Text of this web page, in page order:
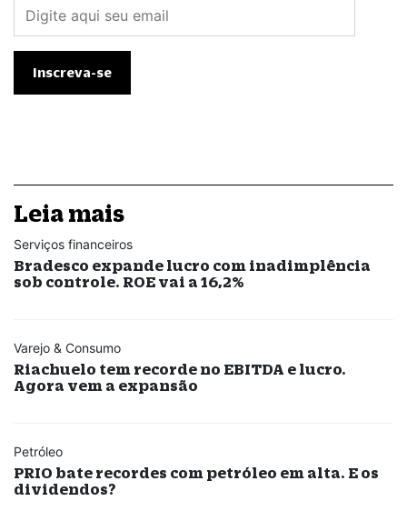
Leia mais
Serviços financeiros
Bradesco expande lucro com inadimplência
sob controle. ROE vai a 16,2%
Varejo & Consumo
Riachuelo tem recorde no EBITDA e lucro.
Agora vem a expansão
Petróleo
PRIO bate recordes com petróleo em alta. E os
dividendos?